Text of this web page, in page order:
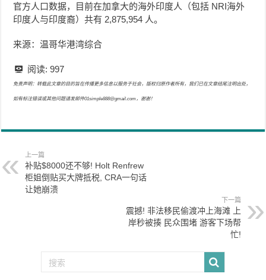
官方人口数据，目前在加拿大的海外印度人（包括 NRI海外
印度人与印度裔）共有 2,875,954 人。
来源：温哥华港湾综合
阅读: 997
免责声明：转载此文章的目的旨在传播更多信息以服务于社会，版权归原作者所有，我们已在文章结尾注明出处，
如有标注错误或其他问题请发邮件01simple888@gmail.com，谢谢！
上一篇
补贴$8000还不够! Holt Renfrew
柜姐倒贴买大牌抵税, CRA一句话
让她崩溃
下一篇
震撼! 非法移民偷渡冲上海滩 上
岸秒被揍 民众围堵 游客下场帮
忙!